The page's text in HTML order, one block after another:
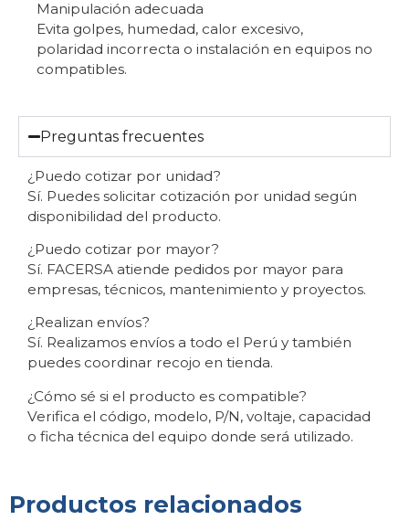
Manipulación adecuada
Evita golpes, humedad, calor excesivo,
polaridad incorrecta o instalación en equipos no
compatibles.
Preguntas frecuentes
¿Puedo cotizar por unidad?
Sí. Puedes solicitar cotización por unidad según
disponibilidad del producto.
¿Puedo cotizar por mayor?
Sí. FACERSA atiende pedidos por mayor para
empresas, técnicos, mantenimiento y proyectos.
¿Realizan envíos?
Sí. Realizamos envíos a todo el Perú y también
puedes coordinar recojo en tienda.
¿Cómo sé si el producto es compatible?
Verifica el código, modelo, P/N, voltaje, capacidad
o ficha técnica del equipo donde será utilizado.
Productos relacionados